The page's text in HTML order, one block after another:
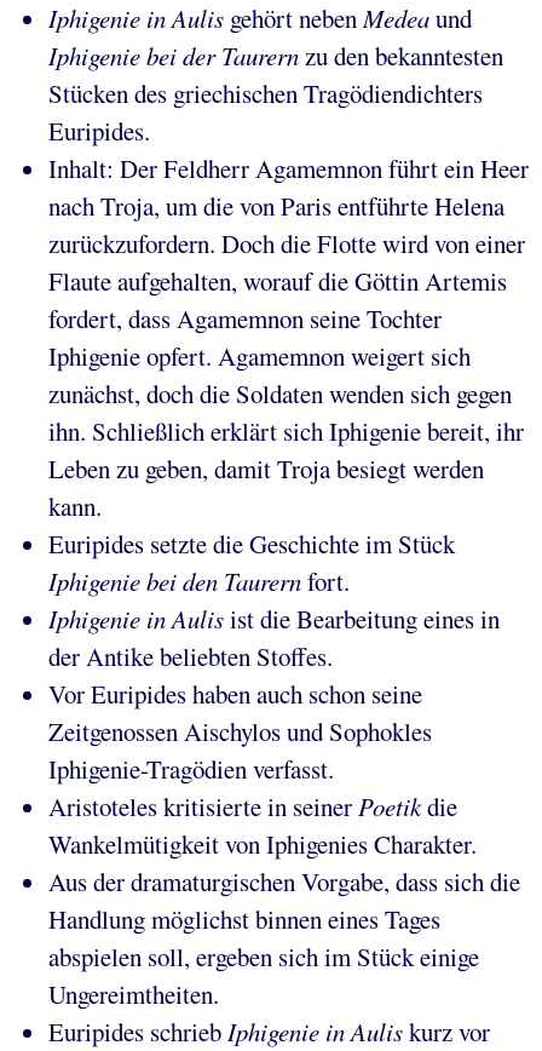
Iphigenie in Aulis gehört nebenMedeaund
Iphigenie bei der Taurernzu den bekanntesten
Stücken des griechischen Tragödiendichters
Euripides.
Inhalt: Der Feldherr Agamemnon führt ein Heer
nach Troja, um die von Paris entführte Helena
zurückzufordern. Doch die Flotte wird von einer
Flaute aufgehalten, worauf die Göttin Artemis
fordert, dass Agamemnon seine Tochter
Iphigenie opfert. Agamemnon weigert sich
zunächst, doch die Soldaten wenden sich gegen
ihn. Schließlich erklärt sich Iphigenie bereit, ihr
Leben zu geben, damit Troja besiegt werden
kann.
Euripides setzte die Geschichte im Stück
Iphigenie bei den Taurernfort.
Iphigenie in Aulisist die Bearbeitung eines in
der Antike beliebten Stoffes.
Vor Euripides haben auch schon seine
Zeitgenossen Aischylos und Sophokles
Iphigenie-Tragödien verfasst.
Aristoteles kritisierte in seinerPoetikdie
Wankelmütigkeit von Iphigenies Charakter.
Aus der dramaturgischen Vorgabe, dass sich die
Handlung möglichst binnen eines Tages
abspielen soll, ergeben sich im Stück einige
Ungereimtheiten.
Euripides schriebIphigenie in Auliskurz vor